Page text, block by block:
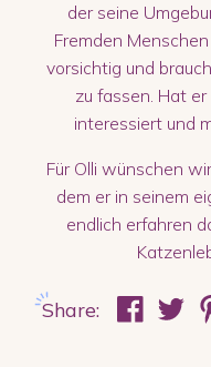
der seine
Fremden
vorsichtig und
zu fassen. Hat
interessiert und
Für Olli wünschen
dem er in seinem
endlich erfahren
Share: